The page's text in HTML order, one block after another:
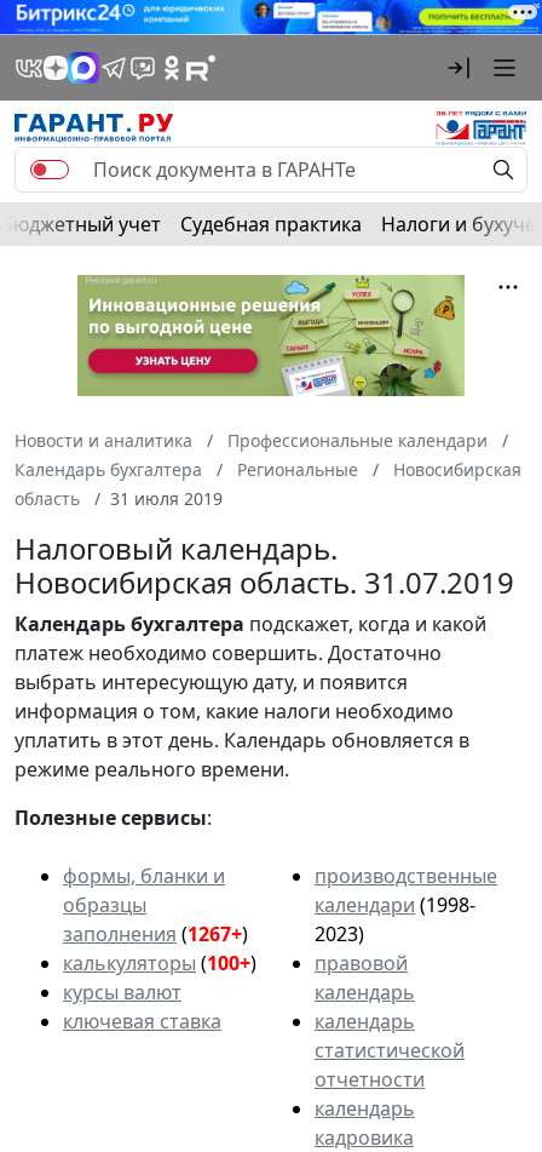
Бюджетный учет Судебная практика Налоги и
Новости и аналитика
Профессиональные календари
Календарь бухгалтера
Региональные
Новосибирская
область
31 июля 2019
Налоговый календарь.
Новосибирская область. 31.07.2019
Календарьбухгалтера подскажет, когда и какой
платеж необходимо совершить. Достаточно
выбрать интересующую дату, и появится
информация о том, какие налоги необходимо
уплатить в этот день. Календарь обновляется в
режиме реального времени.
Полезные сервисы:
формы, бланки и
образцы
заполнения (1267+)
калькуляторы (100+)
курсы валют
ключевая ставка
производственные
календари (1998-
2023)
правовой
календарь
календарь
статистической
отчетности
календарь
кадровика